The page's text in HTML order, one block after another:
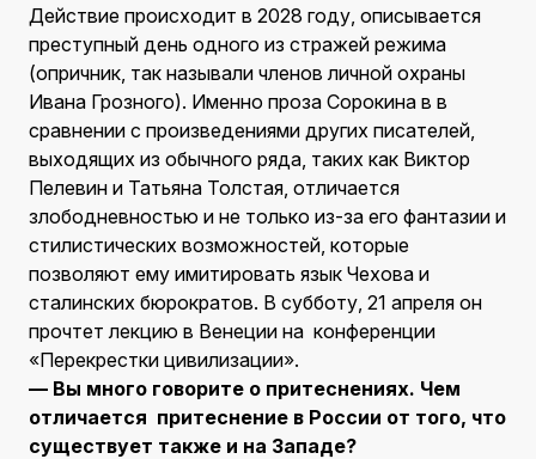
Действие происходит в 2028 году, описывается
преступный день одного из стражей режима
(опричник, так называли членов личной охраны
Ивана Грозного). Именно проза Сорокина в в
сравнении с произведениями других писателей,
выходящих из обычного ряда, таких как Виктор
Пелевин и Татьяна Толстая, отличается
злободневностью и не только из-за его фантазии и
стилистических возможностей, которые
позволяют ему имитировать язык Чехова и
сталинских бюрократов. В субботу, 21 апреля он
прочтет лекцию в Венеции на конференции
«Перекрестки цивилизации».
— Вы много говорите о притеснениях. Чем
отличается притеснение в России от того, что
существует также и на Западе?